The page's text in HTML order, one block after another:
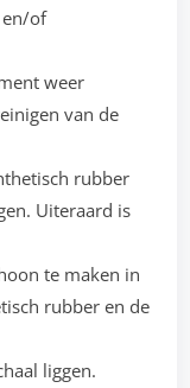
en/of
weer
van de
rubber
Uiteraard is
te maken in
rubber en de
liggen.